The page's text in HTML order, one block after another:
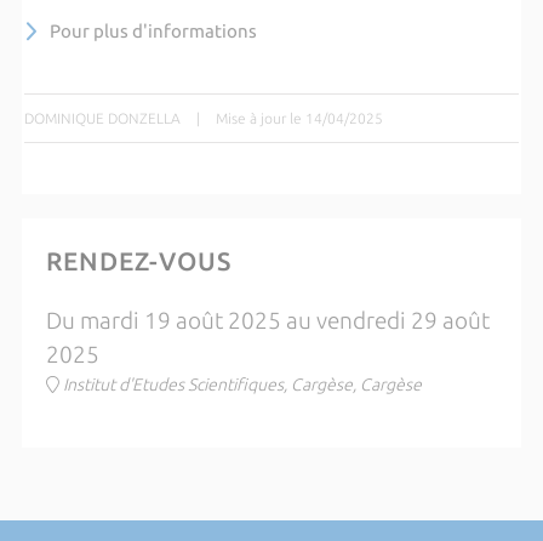
Pour plus d'informations
DOMINIQUE DONZELLA Mise à jour le 14/04/2025
RENDEZ-VOUS
Du mardi 19 août 2025 au vendredi 29 août
2025
Institut d'Etudes Scientifiques, Cargèse, Cargèse